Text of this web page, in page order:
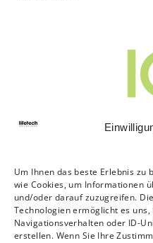
Um Ihnen das beste Erlebnis zu
wie Cookies, um Informationen
und/oder darauf zuzugreifen.
Technologien ermöglicht es uns,
Navigationsverhalten oder ID-
erstellen. Wenn Sie Ihre
Wir sind Mitglied der